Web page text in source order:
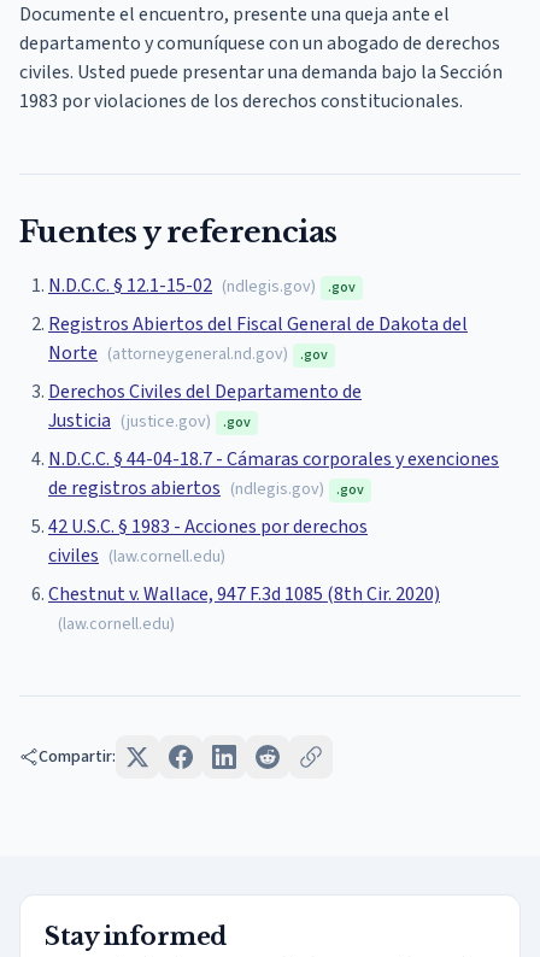
Documente el encuentro, presente una queja ante el
departamento y comuníquese con un abogado de derechos
civiles. Usted puede presentar una demanda bajo la Sección
1983 por violaciones de los derechos constitucionales.
Fuentes y referencias
N.D.C.C. § 12.1-15-02 (ndlegis.gov) .gov
Registros Abiertos del Fiscal General de Dakota del
Norte (attorneygeneral.nd.gov) .gov
Derechos Civiles del Departamento de
Justicia (justice.gov) .gov
N.D.C.C. § 44-04-18.7 - Cámaras corporales y exenciones
de registros abiertos (ndlegis.gov) .gov
42 U.S.C. § 1983 - Acciones por derechos
civiles (law.cornell.edu)
Chestnut v. Wallace, 947 F.3d 1085 (8th Cir. 2020)
(law.cornell.edu)
Compartir:
Stay informed